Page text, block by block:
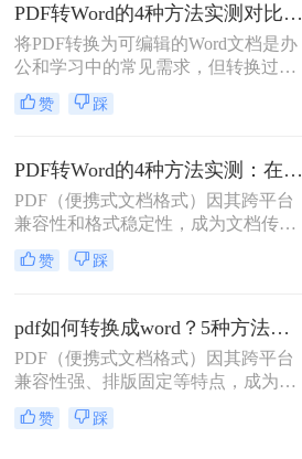
PDF转Word的4种方法实测对比：在线工具、Adobe Acrobat、Word内置与OCR识别方案选择！
将PDF转换为可编辑的Word文档是办
公和学习中的常见需求，但转换过程
中常出现格式错乱、图片丢失等问
题。那么pdf文档怎么转换成word格式
助你高效完成转换。
赞 踩
PDF转Word的4种方法实测：在线工具、Word、Adobe与开源软件对比！！
PDF（便携式文档格式）因其跨平台
兼容性和格式稳定性，成为文档传输
的首选格式。然而，当我们需要编辑
文档内容时，将其转换为Word格式
word怎么转呢？本文将详细介绍几种
常用的PDF转Word方法，助您轻松完
成转换。
赞 踩
pdf如何转换成word？5种方法从免费到编程实测对比！
PDF（便携式文档格式）因其跨平台
兼容性强、排版固定等特点，成为文
档共享和存档的首选。但若需编辑内
容或调整格式，需将PDF转换为
赞 踩